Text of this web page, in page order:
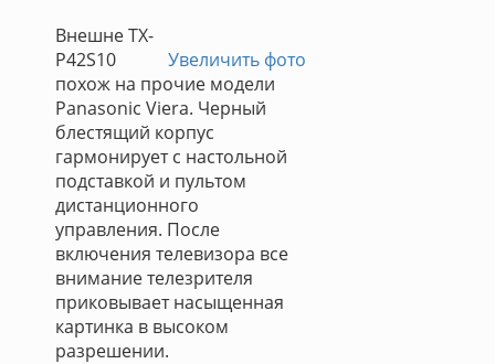
Увеличить фото
Внешне TX-
P42S10
похож на прочие модели
Panasonic Viera. Черный
блестящий корпус
гармонирует с настольной
подставкой и пультом
дистанционного
управления. После
включения телевизора все
внимание телезрителя
приковывает насыщенная
картинка в высоком
разрешении.